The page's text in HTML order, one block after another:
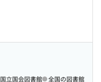
国立国会図書館 全国の図書館